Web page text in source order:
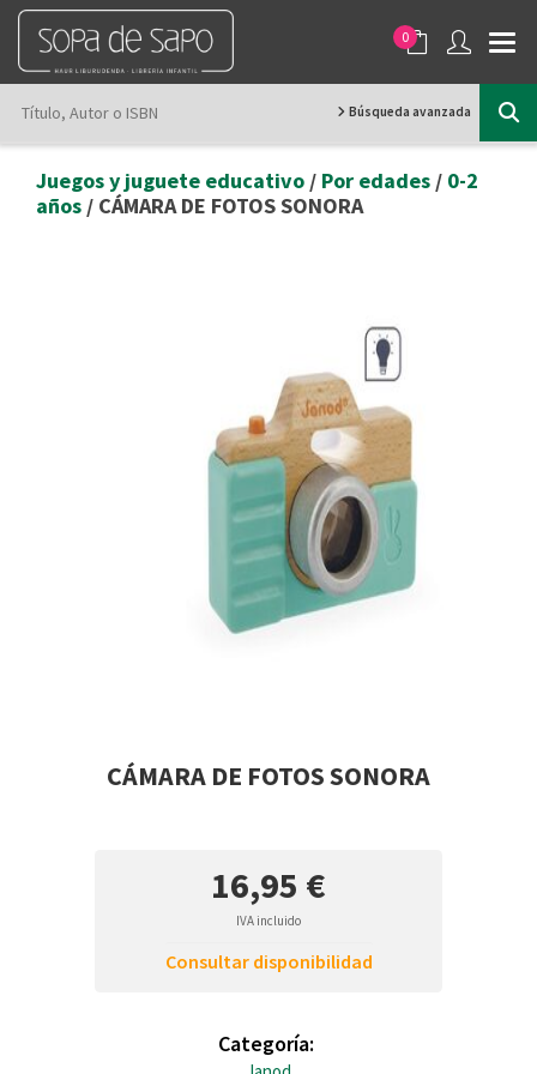
0
Búsqueda avanzada
Juegos y juguete educativo / Por edades / 0-2
años / CÁMARA DE FOTOS SONORA
CÁMARA DE FOTOS SONORA
16,95 €
IVA incluido
Consultar disponibilidad
Categoría: